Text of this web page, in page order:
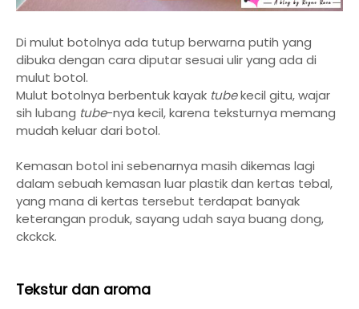
Di mulut botolnya ada tutup berwarna putih yang
dibuka dengan cara diputar sesuai ulir yang ada di
mulut botol.
Mulut botolnya berbentuk kayak tubekecil gitu, wajar
sih lubang tube-nya kecil, karena teksturnya memang
mudah keluar dari botol.
Kemasan botol ini sebenarnya masih dikemas lagi
dalam sebuah kemasan luar plastik dan kertas tebal,
yang mana di kertas tersebut terdapat banyak
keterangan produk, sayang udah saya buang dong,
ckckck.
Tekstur dan aroma